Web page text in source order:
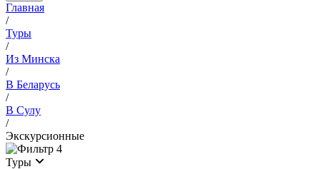
Главная
/
Туры
/
Из Минска
/
В Беларусь
/
В Сулу
/
Экскурсионные
4
Туры